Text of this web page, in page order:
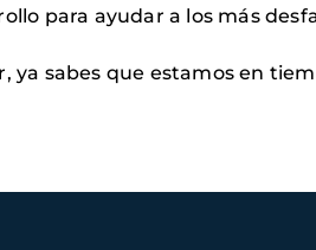
para ayudar a los más
sabes que estamos en